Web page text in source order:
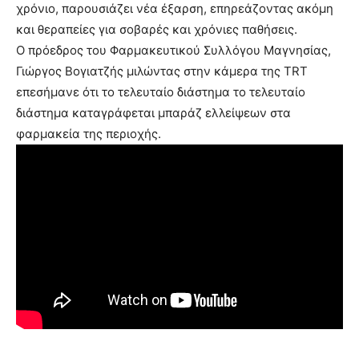
χρόνιο, παρουσιάζει νέα έξαρση, επηρεάζοντας ακόμη
και θεραπείες για σοβαρές και χρόνιες παθήσεις.
Ο πρόεδρος του Φαρμακευτικού Συλλόγου Μαγνησίας,
Γιώργος Βογιατζής μιλώντας στην κάμερα της TRT
επεσήμανε ότι το τελευταίο διάστημα το τελευταίο
διάστημα καταγράφεται μπαράζ ελλείψεων στα
φαρμακεία της περιοχής.